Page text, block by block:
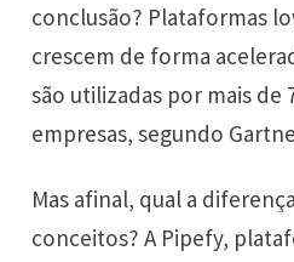
conclusão? Plataformas
crescem de forma
são utilizadas por mais de
empresas, segundo
Mas afinal, qual a
conceitos? A Pipefy,